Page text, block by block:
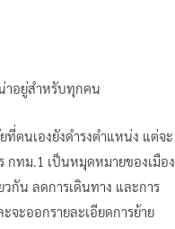
าอยู่สำหรับทุกคน
ที่ตนเองยังดำรงตำแหน่ง แต่จะ
กทม.1 เป็นหมุดหมายของเมือง
กัน ลดการเดินทาง และการ
จะออกรายละเอียดการย้าย